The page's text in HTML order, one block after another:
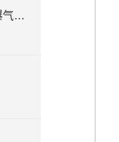
一般潜水曝气机与离心潜水曝气机特点的不一样之处